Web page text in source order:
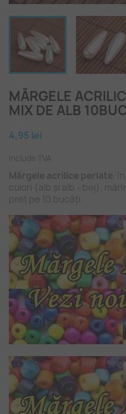
MĂRGELE
MIX DE ALB
4,95 lei
Include TVA
Mărgele acrilice perlate,
culori (alb și alb - bej),
preț pe 10 bucăți.